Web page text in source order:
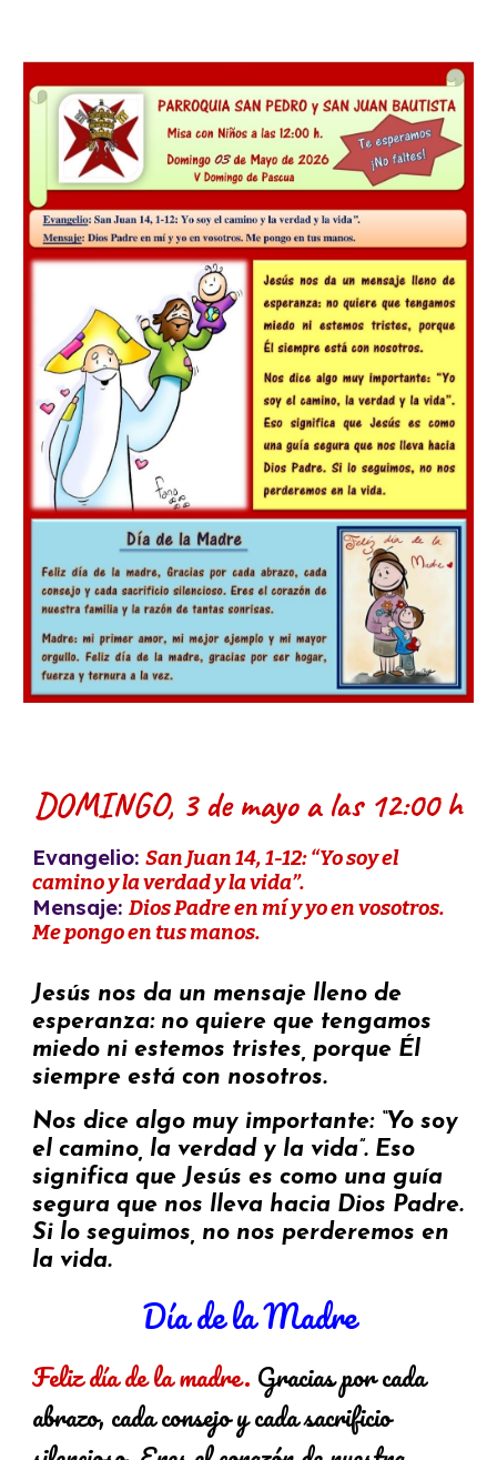
DOMINGO, 3demayoa las 12:00 h
Evangelio: San Juan 14, 1-12: “Yo soy el
camino y la verdad y la vida”.
Mensaje: Dios Padre en mí y yo en vosotros.
Me pongo en tus manos.
Jesús nos da un mensaje lleno de
esperanza: no quiere que tengamos
miedo ni estemos tristes, porque Él
siempre está con nosotros.
Nos dice algo muy importante: “Yo soy
el camino, la verdad y la vida”. Eso
significa que Jesús es como una guía
segura que nos lleva hacia Dios Padre.
Si lo seguimos, no nos perderemos en
la vida.
Día de la Madre
Feliz día de la madre. Gracias por cada
abrazo, cada consejo y cada sacrificio